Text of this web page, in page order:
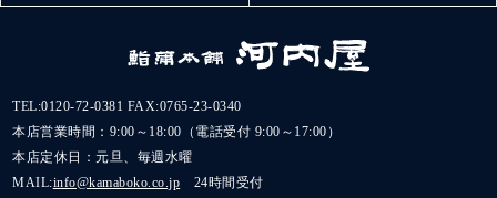
TEL:0120-72-0381 FAX:0765-23-0340
本店営業時間：9:00～18:00（電話受付 9:00～17:00）
本店定休日：元旦、毎週水曜
MAIL:info@kamaboko.co.jp 24時間受付